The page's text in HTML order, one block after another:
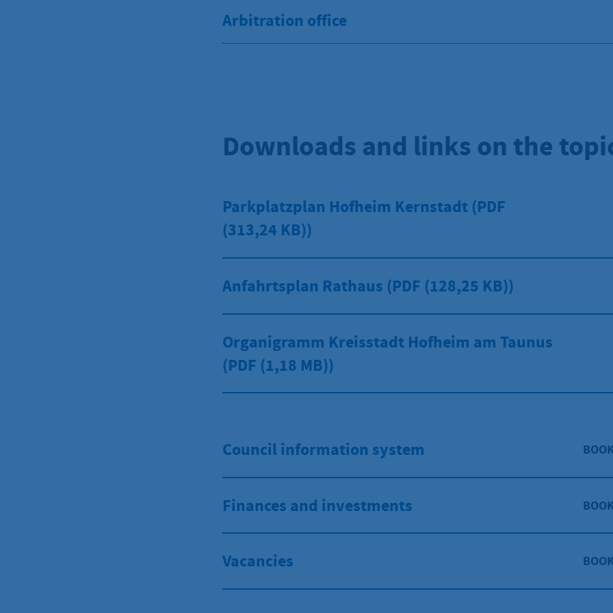
Arbitration office
Downloads and links on the
Parkplatzplan Hofheim Kernstadt (PDF
(313,24 KB))
Anfahrtsplan Rathaus (PDF (128,25 KB))
Organigramm Kreisstadt Hofheim am Taunus
(PDF (1,18 MB))
Council information system
Finances and investments
Vacancies